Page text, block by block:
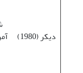
دیکر (1980)